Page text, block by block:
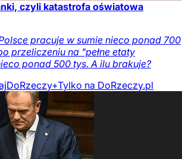
czyli katastrofa oświatowa
pracuje w sumie nieco ponad 700
przeliczeniu na "pełne etaty
ponad 500 tys. A ilu brakuje?
DoRzeczy+Tylko na DoRzeczy.pl